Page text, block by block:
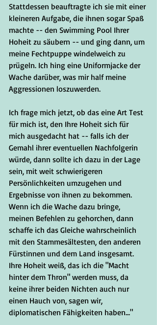
Stattdessen beauftragte ich sie mit einer
kleineren Aufgabe, die ihnen sogar Spaß
machte -- den Swimming Pool Ihrer
Hoheit zu säubern -- und ging dann, um
meine Fechtpuppe windelweich zu
prügeln. Ich hing eine Uniformjacke der
Wache darüber, was mir half meine
Aggressionen loszuwerden.
Ich frage mich jetzt, ob das eine Art Test
für mich ist, den Ihre Hoheit sich für
mich ausgedacht hat -- falls ich der
Gemahl ihrer eventuellen Nachfolgerin
würde, dann sollte ich dazu in der Lage
sein, mit weit schwierigeren
Persönlichkeiten umzugehen und
Ergebnisse von ihnen zu bekommen.
Wenn ich die Wache dazu bringe,
meinen Befehlen zu gehorchen, dann
schaffe ich das Gleiche wahrscheinlich
mit den Stammesältesten, den anderen
Fürstinnen und dem Land insgesamt.
Ihre Hoheit weiß, das ich die "Macht
hinter dem Thron" werden muss, da
keine ihrer beiden Nichten auch nur
einen Hauch von, sagen wir,
diplomatischen Fähigkeiten haben..."